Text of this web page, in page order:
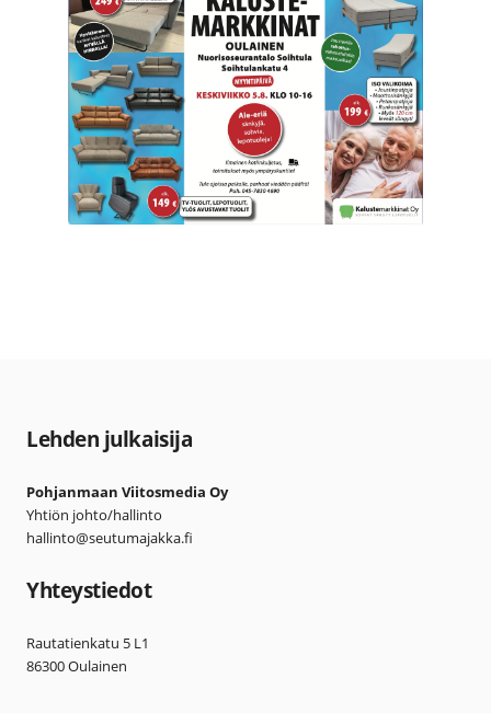
Lehden julkaisija
Pohjanmaan Viitosmedia Oy
Yhtiön johto/hallinto
hallinto@seutumajakka.fi
Yhteystiedot
Rautatienkatu 5 L1
86300 Oulainen